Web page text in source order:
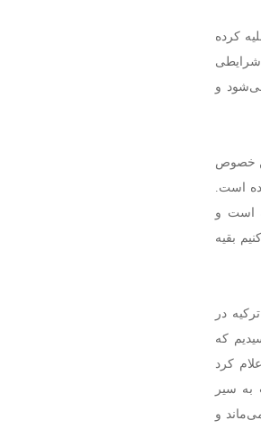
کرده
شرایطی
و
خصوص
است.
است و
بقیه
در
که
کرد
به سیر
و